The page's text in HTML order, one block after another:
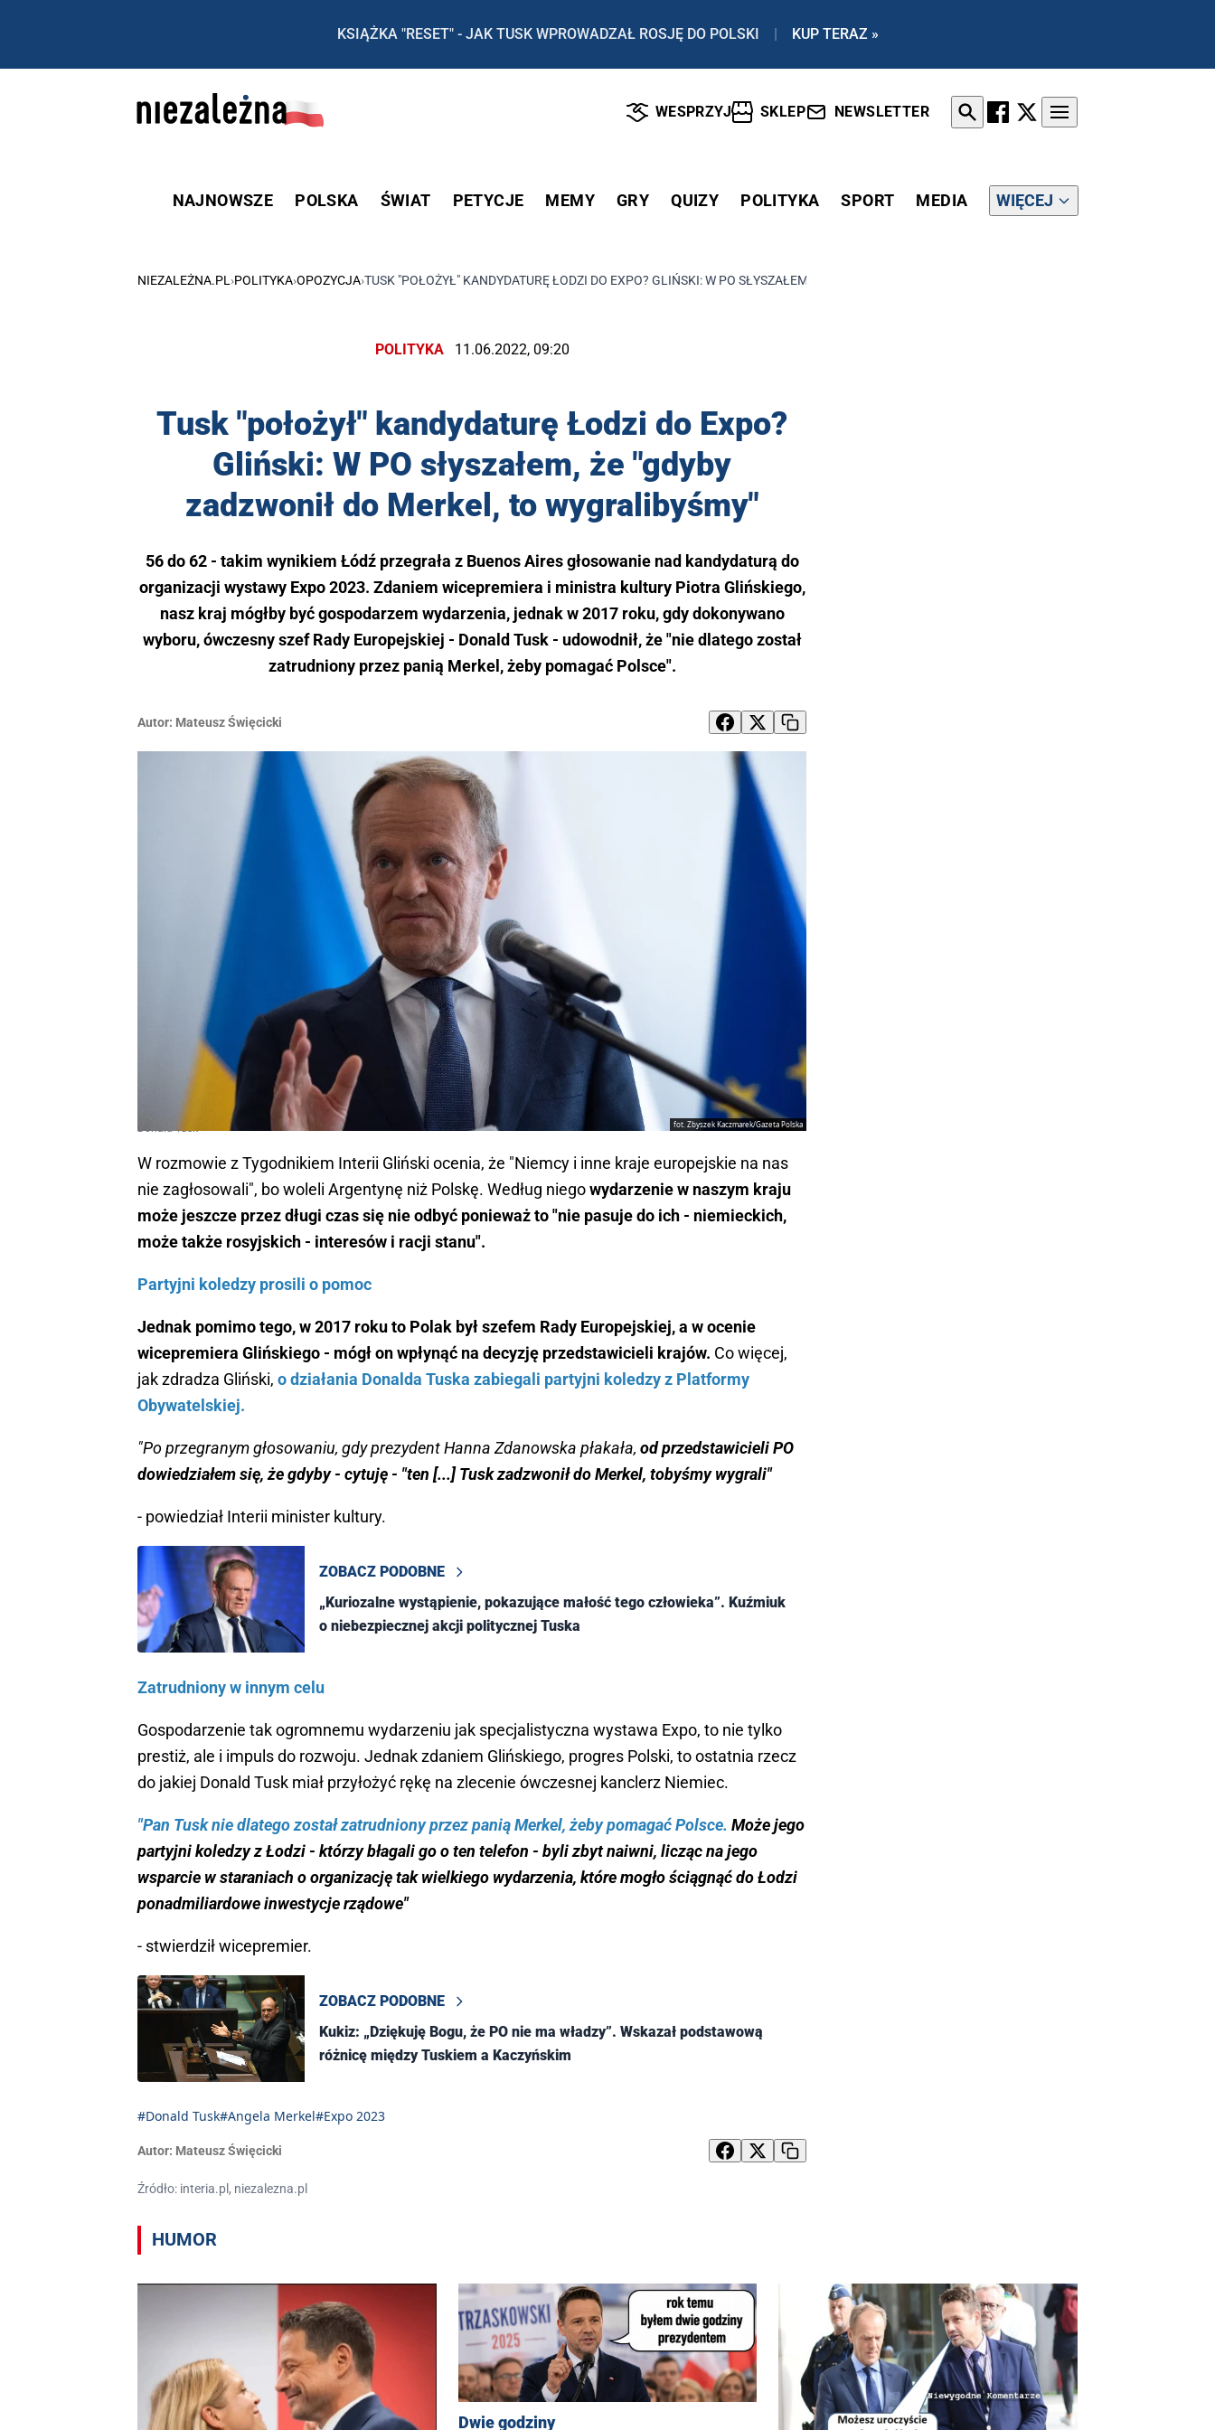
KSIĄŻKA "RESET" - JAK TUSK WPROWADZAŁ ROSJĘ DO POLSKI | KUP TERAZ »
WESPRZYJ SKLEP NEWSLETTER
NAJNOWSZE POLSKA ŚWIAT PETYCJE MEMY GRY QUIZY POLITYKA SPORT MEDIA WIĘCEJ
NIEZALEŻNA.PL ›POLITYKA›OPOZYCJA›TUSK "POŁOŻYŁ" KANDYDATURĘ ŁODZI DO EXPO? GLIŃSKI: W PO SŁYSZAŁEM, ŻE "GDYBY ZADZWONIŁ DO MERKEL, TO WYGRALIBYŚMY"
POLITYKA 11.06.2022, 09:20
Tusk "położył" kandydaturę Łodzi do Expo?
Gliński: W PO słyszałem, że "gdyby
zadzwonił do Merkel, to wygralibyśmy"
56 do 62 - takim wynikiem Łódź przegrała z Buenos Aires głosowanie nad kandydaturą do
organizacji wystawy Expo 2023. Zdaniem wicepremiera i ministra kultury Piotra Glińskiego,
nasz kraj mógłby być gospodarzem wydarzenia, jednak w 2017 roku, gdy dokonywano
wyboru, ówczesny szef Rady Europejskiej - Donald Tusk - udowodnił, że "nie dlatego został
zatrudniony przez panią Merkel, żeby pomagać Polsce".
Autor: Mateusz Święcicki
fot. Zbyszek Kaczmarek/Gazeta Polska
W rozmowie z Tygodnikiem Interii Gliński ocenia, że "Niemcy i inne kraje europejskie na nas
nie zagłosowali", bo woleli Argentynę niż Polskę. Według niegowydarzenie w naszym kraju
może jeszcze przez długi czas się nie odbyć ponieważ to "nie pasuje do ich - niemieckich,
może także rosyjskich - interesów i racji stanu".
Partyjni koledzy prosili o pomoc
Jednak pomimo tego, w 2017 roku to Polak był szefem Rady Europejskiej, a w ocenie
wicepremiera Glińskiego - mógł on wpłynąć na decyzję przedstawicieli krajów. Co więcej,
jak zdradza Gliński, o działania Donalda Tuska zabiegali partyjni koledzy z Platformy
Obywatelskiej.
"Po przegranym głosowaniu, gdy prezydent Hanna Zdanowska płakała, od przedstawicieli PO
dowiedziałem się, że gdyby - cytuję - "ten [...] Tusk zadzwonił do Merkel, tobyśmy wygrali"
- powiedział Interii minister kultury.
ZOBACZ PODOBNE
„Kuriozalne wystąpienie, pokazujące małość tego człowieka”. Kuźmiuk
o niebezpiecznej akcji politycznej Tuska
Zatrudniony w innym celu
Gospodarzenie tak ogromnemu wydarzeniu jak specjalistyczna wystawa Expo, to nie tylko
prestiż, ale i impuls do rozwoju. Jednak zdaniem Glińskiego, progres Polski, to ostatnia rzecz
do jakiej Donald Tusk miał przyłożyć rękę na zlecenie ówczesnej kanclerz Niemiec.
"Pan Tusk nie dlatego został zatrudniony przez panią Merkel, żeby pomagać Polsce. Może jego
partyjni koledzy z Łodzi - którzy błagali go o ten telefon - byli zbyt naiwni, licząc na jego
wsparcie w staraniach o organizację tak wielkiego wydarzenia, które mogło ściągnąć do Łodzi
ponadmiliardowe inwestycje rządowe"
- stwierdził wicepremier.
ZOBACZ PODOBNE
Kukiz: „Dziękuję Bogu, że PO nie ma władzy”. Wskazał podstawową
różnicę między Tuskiem a Kaczyńskim
#Donald Tusk#Angela Merkel#Expo 2023
Autor: Mateusz Święcicki
Źródło: interia.pl, niezalezna.pl
HUMOR
Dwie godziny